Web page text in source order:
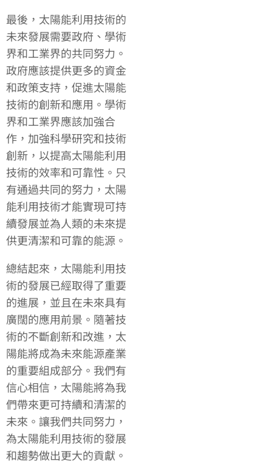
最後，太陽能利用技術的
未來發展需要政府、學術
界和工業界的共同努力。
政府應該提供更多的資金
和政策支持，促進太陽能
技術的創新和應用。學術
界和工業界應該加強合
作，加強科學研究和技術
創新，以提高太陽能利用
技術的效率和可靠性。只
有通過共同的努力，太陽
能利用技術才能實現可持
續發展並為人類的未來提
供更清潔和可靠的能源。
總結起來，太陽能利用技
術的發展已經取得了重要
的進展，並且在未來具有
廣闊的應用前景。隨著技
術的不斷創新和改進，太
陽能將成為未來能源產業
的重要組成部分。我們有
信心相信，太陽能將為我
們帶來更可持續和清潔的
未來。讓我們共同努力，
為太陽能利用技術的發展
和趨勢做出更大的貢獻。